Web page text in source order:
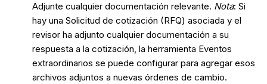
Adjunte cualquier documentación relevante. Nota: Si
hay una Solicitud de cotización (RFQ) asociada y el
revisor ha adjunto cualquier documentación a su
respuesta a la cotización, la herramienta Eventos
extraordinarios se puede configurar para agregar esos
archivos adjuntos a nuevas órdenes de cambio.